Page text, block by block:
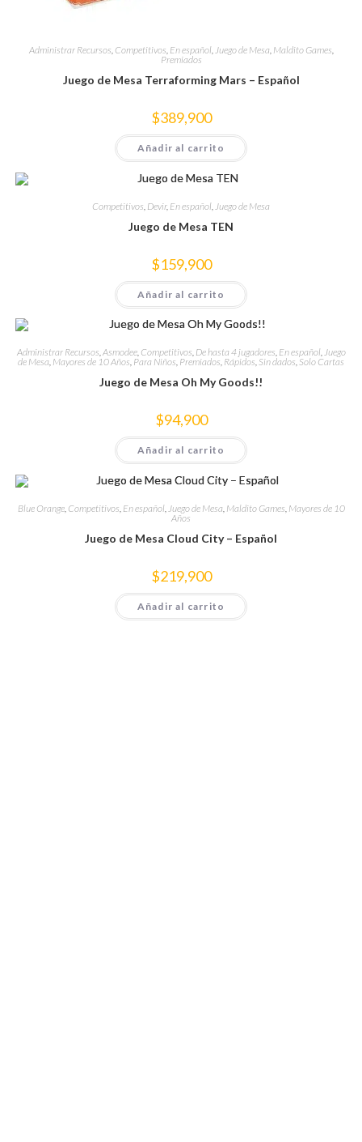
Administrar Recursos, Competitivos, En español,Juego de Mesa, Maldito Games,
Premiados
Juego de Mesa Terraforming Mars – Español
$389,900
Añadir al carrito
Competitivos Devir, En español Juego de Mesa
Juego de Mesa TEN
$159,900
Añadir al carrito
Administrar Recursos,Asmodee, Competitivos, De hasta 4 jugadores, En español,Juego
de Mesa, Mayores de 10 Años, Para Niños, Premiados, Rápidos, Sin dados, Solo Cartas
Juego de Mesa Oh My Goods!!
$94,900
Añadir al carrito
Blue Orange, Competitivos En español, Juego de Mesa Maldito Games Mayores de 10
Años
Juego de Mesa Cloud City – Español
$219,900
Añadir al carrito